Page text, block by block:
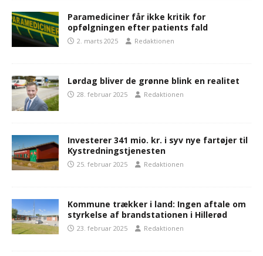
Paramediciner får ikke kritik for
opfølgningen efter patients fald
2. marts 2025 Redaktionen
Lørdag bliver de grønne blink en realitet
28. februar 2025 Redaktionen
Investerer 341 mio. kr. i syv nye fartøjer til
Kystredningstjenesten
25. februar 2025 Redaktionen
Kommune trækker i land: Ingen aftale om
styrkelse af brandstationen i Hillerød
23. februar 2025 Redaktionen